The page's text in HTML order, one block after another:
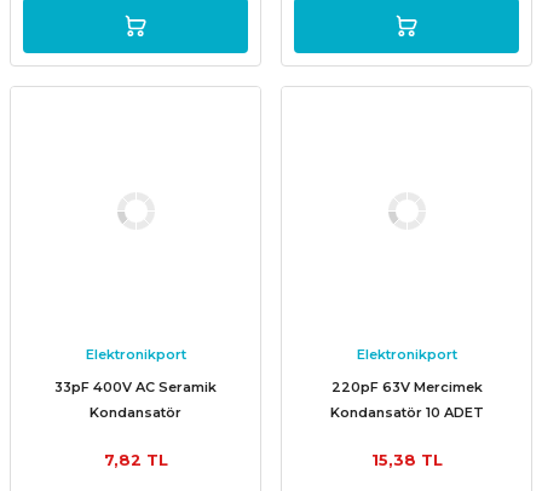
Elektronikport
33pF 400V AC Seramik
Kondansatör
7,82 TL
Elektronikport
220pF 63V Mercimek
Kondansatör 10 ADET
15,38 TL